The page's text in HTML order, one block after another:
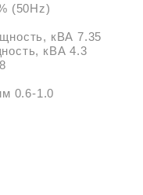
(50Hz)
кВА 7.35
кВА 4.3
0.6-1.0